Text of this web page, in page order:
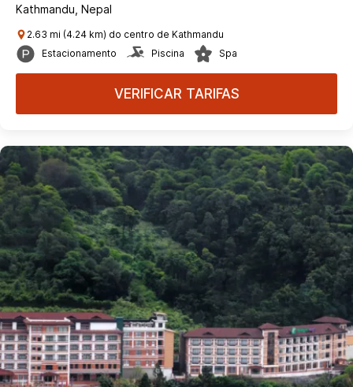
Kathmandu, Nepal
2.63 mi (4.24 km) do centro de Kathmandu
Estacionamento
Piscina Spa
VERIFICAR TARIFAS